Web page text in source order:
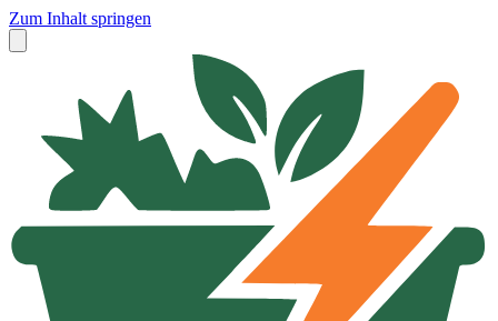
Zum Inhalt springen